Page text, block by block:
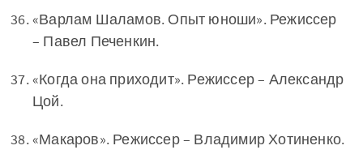
«Варлам Шаламов. Опыт юноши». Режиссер
– Павел Печенкин.
«Когда она приходит». Режиссер – Александр
Цой.
«Макаров». Режиссер – Владимир Хотиненко.